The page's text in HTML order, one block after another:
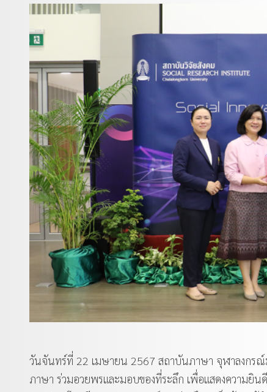
วันจันทร์ที่ 22 เมษายน 2567 สถาบันภาษา จุฬาลงกรณ์
ภาษา ร่วมอวยพรและมอบของที่ระลึก เพื่อแสดงความยิ